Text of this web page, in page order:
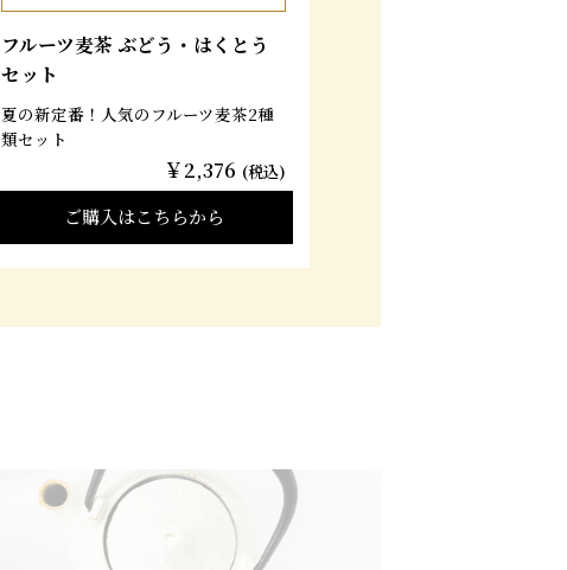
フルーツ麦茶 ぶどう・はくとう
セット
夏の新定番！人気のフルーツ麦茶2種
類セット
￥2,376 (税込)
ご購入はこちらから